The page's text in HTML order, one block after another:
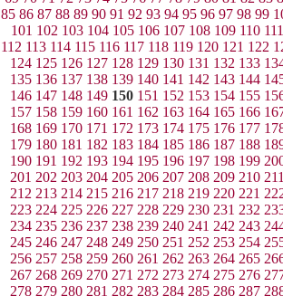
85 86 87 88 89 90 91 92 93 94 95 96 97 98 99
101 102 103 104 105 106 107 108 109 110 111
112 113 114 115 116 117 118 119 120 121 122
124 125 126 127 128 129 130 131 132 133
135 136 137 138 139 140 141 142 143 144
146 147 148 149 150 151 152 153 154 155
157 158 159 160 161 162 163 164 165 166
168 169 170 171 172 173 174 175 176 177
179 180 181 182 183 184 185 186 187 188
190 191 192 193 194 195 196 197 198 199
201 202 203 204 205 206 207 208 209 210
212 213 214 215 216 217 218 219 220 221
223 224 225 226 227 228 229 230 231 232
234 235 236 237 238 239 240 241 242 243
245 246 247 248 249 250 251 252 253 254
256 257 258 259 260 261 262 263 264 265
267 268 269 270 271 272 273 274 275 276
278 279 280 281 282 283 284 285 286 287